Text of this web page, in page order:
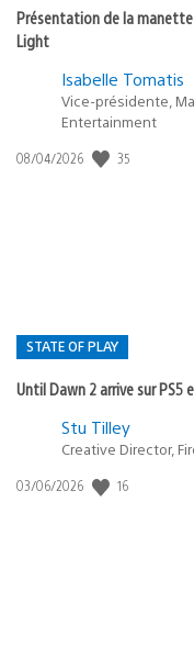
Présentation de la
Light
Isabelle Tomatis
Vice-présidente,
Entertainment
Date
08/04/2026 35
STATE OF PLAY
Until Dawn 2 arrive sur PS5
Postée
:
Stu Tilley
Creative Director,
Date
03/06/2026 16